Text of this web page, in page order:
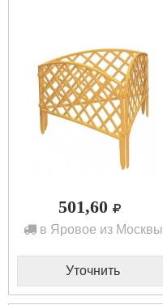
501,60
в Яровое из Москвы
Уточнить